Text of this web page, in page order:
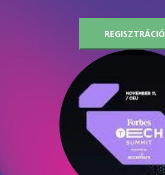
REGISZTRÁCIÓ